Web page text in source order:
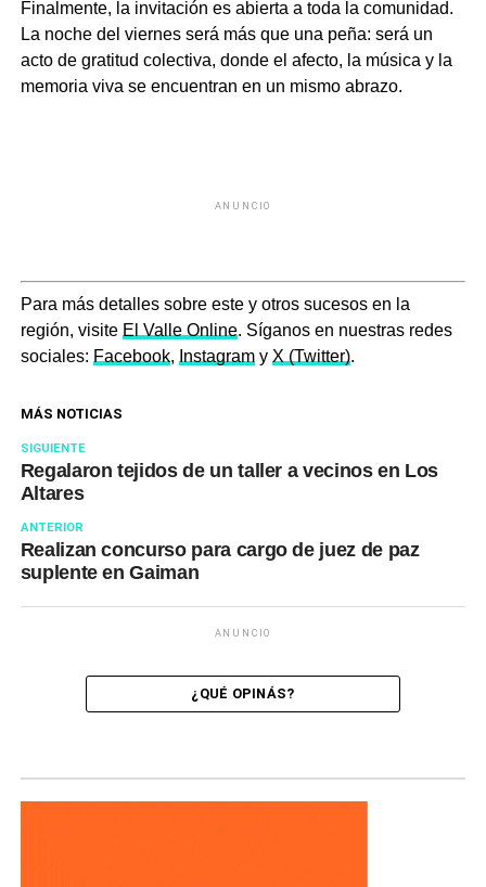
Finalmente, la invitación es abierta a toda la comunidad.
La noche del viernes será más que una peña: será un
acto de gratitud colectiva, donde el afecto, la música y la
memoria viva se encuentran en un mismo abrazo.
ANUNCIO
Para más detalles sobre este y otros sucesos en la
región, visite El Valle Online. Síganos en nuestras redes
sociales: Facebook, Instagramy X (Twitter).
MÁS NOTICIAS
SIGUIENTE
Regalaron tejidos de un taller a vecinos en Los
Altares
ANTERIOR
Realizan concurso para cargo de juez de paz
suplente en Gaiman
ANUNCIO
¿QUÉ OPINÁS?